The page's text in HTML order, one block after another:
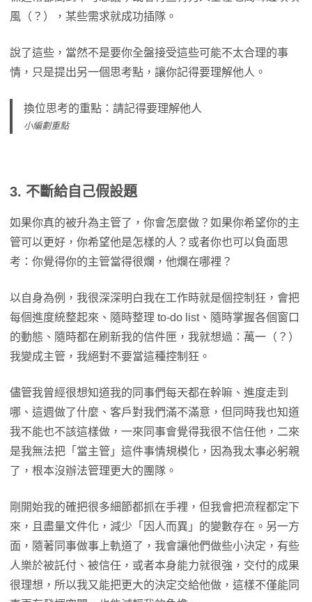
風（？），某些需求就成功插隊。
說了這些，當然不是要你全盤接受這些可能不太合理的事
情，只是提出另一個思考點，讓你記得要理解他人。
換位思考的重點：請記得要理解他人
小編劃重點
3. 不斷給自己假設題
如果你真的被升為主管了，你會怎麼做？如果你希望你的主
管可以更好，你希望他是怎樣的人？或者你也可以負面思
考：你覺得你的主管當得很爛，他爛在哪裡？
以自身為例，我很深深明白我在工作時就是個控制狂，會把
每個進度統整起來、隨時整理 to-do list、隨時掌握各個窗口
的動態、隨時都在刷新我的信件匣，我就想過：萬一（？）
我變成主管，我絕對不要當這種控制狂。
儘管我曾經很想知道我的同事們每天都在幹嘛、進度走到
哪、這週做了什麼、客戶對我們滿不滿意，但同時我也知道
我不能也不該這樣做，一來同事會覺得我很不信任他，二來
是我無法把「當主管」這件事情規模化，因為我太事必躬親
了，根本沒辦法管理更大的團隊。
剛開始我的確把很多細節都抓在手裡，但我會把流程都定下
來，且盡量文件化，減少「因人而異」的變數存在。另一方
面，隨著同事做事上軌道了，我會讓他們做些小決定，有些
人樂於被託付、被信任，或者本身能力就很強，交付的成果
很理想，所以我又能把更大的決定交給他做，這樣不僅能同